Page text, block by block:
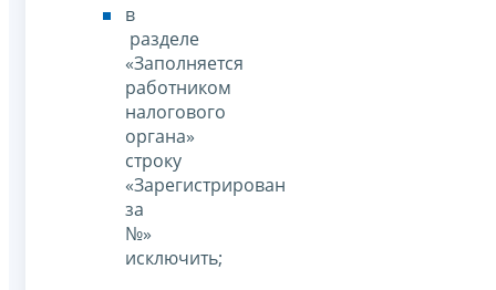
в
разделе
«Заполняется
работником
налогового
органа»
строку
«Зарегистрирован
за
№»
исключить;